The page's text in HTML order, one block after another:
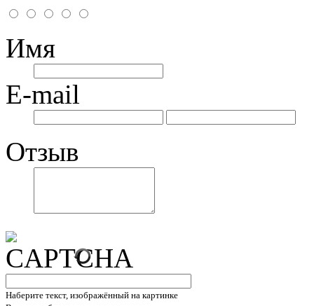
Имя
E-mail
Отзыв
Наберите текст, изображённый на картинке